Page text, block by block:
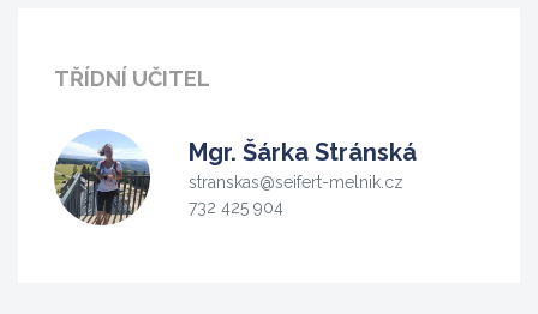
TŘÍDNÍ UČITEL
Mgr. Šárka Stránská
stranskas@seifert-melnik.cz
732 425 904